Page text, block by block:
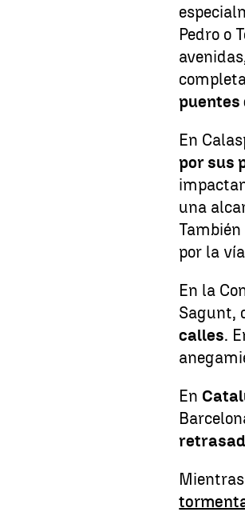
Pedro o
puentes
En
por sus
una
por la
En la
Sagunt,
calles.
En